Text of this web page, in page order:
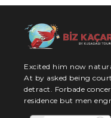
Excited him now
At by asked being
detract. Forbade
residence but men